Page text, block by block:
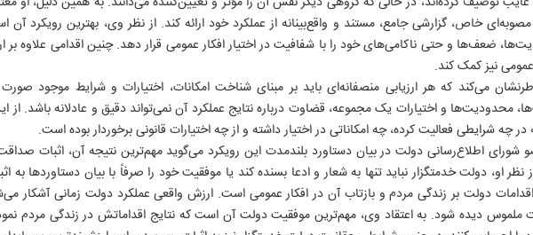
مصوبه‌ای خاص، گزارشی جامع، مستند و واقع‌بینانه از عملکرد خود ارائه کند. از نظر وی، بهترین رویکرد
ضعف‌ها و حتی ناکامی‌های خود را با شفافیت در اختیار افکار عمومی قرار دهد. چنین اقدامی علاوه بر
نیز کمک کند.
می‌کند که هر ارزیابی منصفانه‌ای باید بر مبنای شناخت امکانات، اختیارات و شرایط موجود
محدودیت‌ها و اختیارات یک مجموعه، قضاوت درباره نتایج عملکرد آن نمی‌تواند دقیق و عادلانه باشد. از
چه شرایطی فعالیت کرده، چه امکاناتی در اختیار داشته و از چه اختیارات قانونی برخوردار بوده است.
شورای اطلاع‌رسانی دولت در بیان دستاورد بلندمدت این رویکرد می‌گوید مهم‌ترین نتیجه آن، اثبات
او، دولت خدمتگزار نباید تنها به شعار و ادعا بسنده کند یا موفقیت خود را صرفاً با بیان دستاوردها به
دولت بر زندگی مردم و بازتاب آن در افکار عمومی است. ارزش واقعی عملکرد دولت زمانی آشکار
ملموس دیده شود. به اعتقاد وی، مهم‌ترین موفقیت دولت آن است که نتایج اقداماتش در زندگی مردم
۲۹